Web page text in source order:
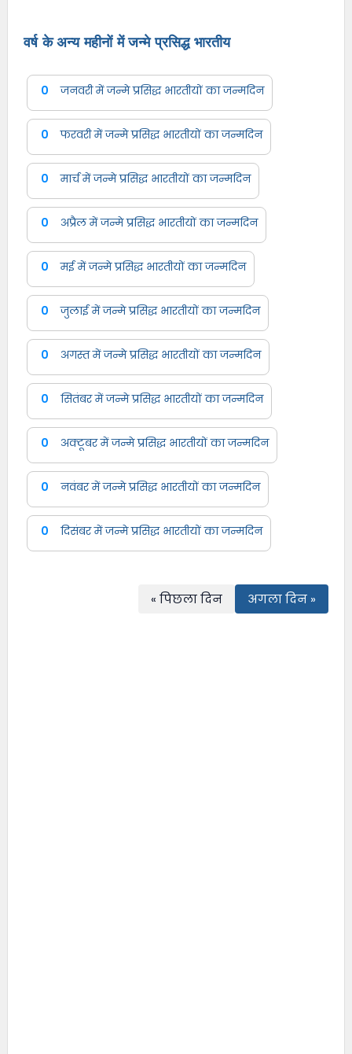
वर्ष के अन्य महीनों में जन्मे प्रसिद्ध भारतीय
0 जनवरी में जन्मे प्रसिद्ध भारतीयों का जन्मदिन
0 फरवरी में जन्मे प्रसिद्ध भारतीयों का जन्मदिन
0 मार्च में जन्मे प्रसिद्ध भारतीयों का जन्मदिन
0 अप्रैल में जन्मे प्रसिद्ध भारतीयों का जन्मदिन
0 मई में जन्मे प्रसिद्ध भारतीयों का जन्मदिन
0 जुलाई में जन्मे प्रसिद्ध भारतीयों का जन्मदिन
0 अगस्त में जन्मे प्रसिद्ध भारतीयों का जन्मदिन
0 सितंबर में जन्मे प्रसिद्ध भारतीयों का जन्मदिन
0 अक्टूबर में जन्मे प्रसिद्ध भारतीयों का जन्मदिन
0 नवंबर में जन्मे प्रसिद्ध भारतीयों का जन्मदिन
0 दिसंबर में जन्मे प्रसिद्ध भारतीयों का जन्मदिन
« पिछला दिन अगला दिन »